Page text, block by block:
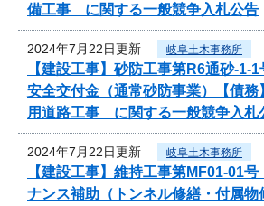
備工事 に関する一般競争入札公告
2024年7月22日更新 岐阜土木事務所
【建設工事】砂防工事第R6通砂-1-
安全交付金（通常砂防事業）【債務
用道路工事 に関する一般競争入札
2024年7月22日更新 岐阜土木事務所
【建設工事】維持工事第MF01-01
ナンス補助（トンネル修繕・付属物